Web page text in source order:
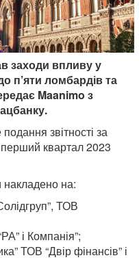
заходи впливу у
п’яти ломбардів та
Maanimo з
звітності за
квартал 2023
на:
ТОВ
і Компанія”;
ТОВ “Двір фінансів” і